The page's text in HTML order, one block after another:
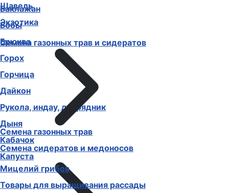
Баклажан
Бобы
Брюква
Горох
Горчица
Дайкон
Рукола, индау, двурядник
Дыня
Кабачок
Капуста
Щавель
Экзотика
Семена газонных трав и сидератов
Семена газонных трав
Семена сидератов и медоносов
Мицелий грибов
Товары для выращивания рассады